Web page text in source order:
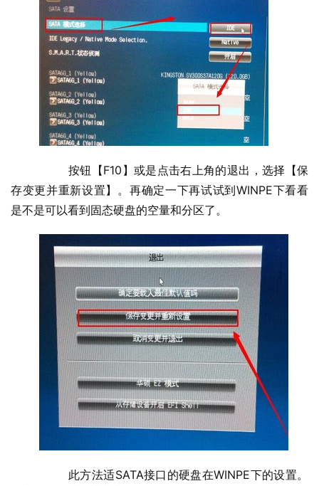
存变更并重新设置】。再确定一下再试试到WINPE下看看
是不是可以看到固态硬盘的空量和分区了。